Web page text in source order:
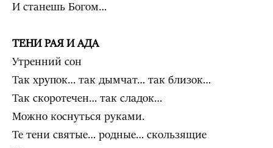
И станешь Богом…
ТЕНИ РАЯ И АДА
Утренний сон
Так хрупок… так дымчат… так близок…
Так скоротечен… так сладок…
Можно коснуться руками.
Те тени святые… родные… скользящие